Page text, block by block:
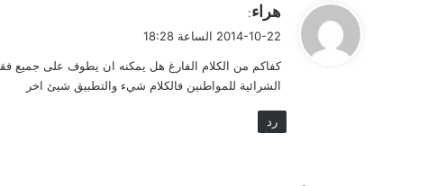
ل
هراء:
2014-10-22 الساعة 18:28
كفاكم من الكلام الفارغ هل يمكنه ان يطوف على جميع
الشرائية للمواطنين فالكلام شيء والتطبيق شيئ اخر
رد